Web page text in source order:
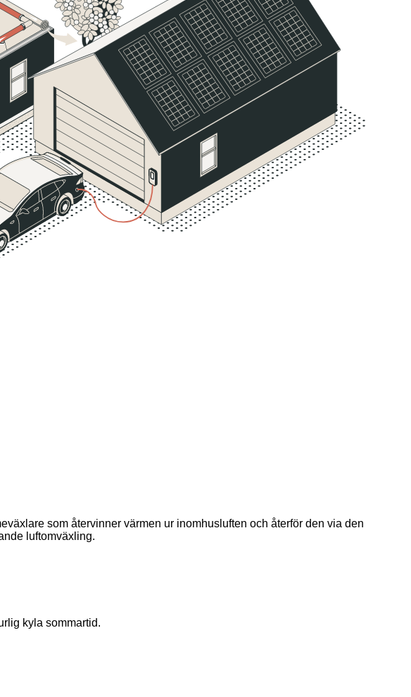
som återvinner värmen ur inomhusluften och återför den via den
luftomväxling.
kyla sommartid.